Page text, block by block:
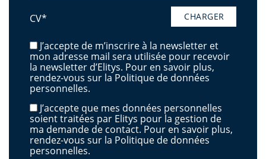
CHARGER
CV*
J’accepte de m’inscrire à la newsletter et
mon adresse mail sera utilisée pour recevoir
la newsletter d’Elitys. Pour en savoir plus,
rendez-vous sur la Politique de données
personnelles.
J’accepte que mes données personnelles
soient traitées par Elitys pour la gestion de
ma demande de contact. Pour en savoir plus,
rendez-vous sur la Politique de données
personnelles.